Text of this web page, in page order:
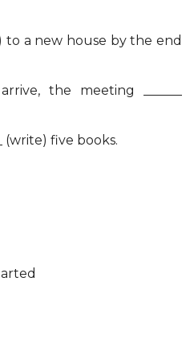
to a new house by the end
the meeting ______
(write) five books.